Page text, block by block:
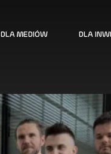
DLA MEDIÓW DLA